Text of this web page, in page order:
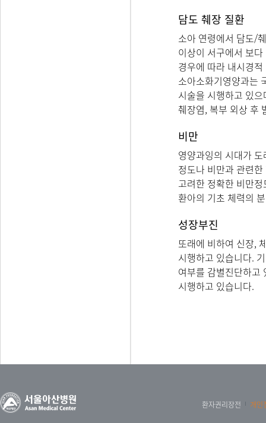
담도 췌장 질환
소아 연령에서 담도/
이상이 서구에서 보
경우에 따라 내시경
소아소화기영양과는
시술을 시행하고 있
췌장염, 복부 외상 후
비만
영양과잉의 시대가
정도나 비만과 관련
고려한 정확한 비만
환아의 기초 체력의
성장부진
또래에 비하여 신장,
시행하고 있습니다.
여부를 감별진단하고
시행하고 있습니다.
환자권리장전 개인